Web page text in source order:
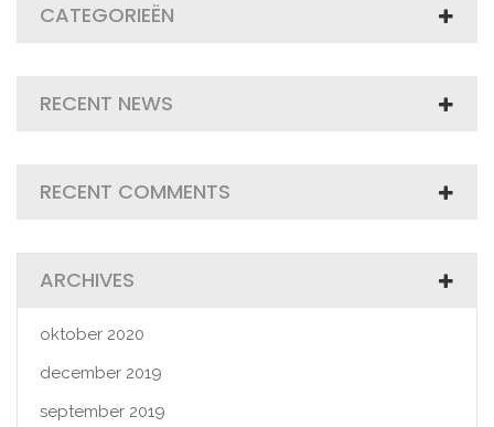
CATEGORIEËN
RECENT NEWS
RECENT COMMENTS
ARCHIVES
oktober 2020
december 2019
september 2019